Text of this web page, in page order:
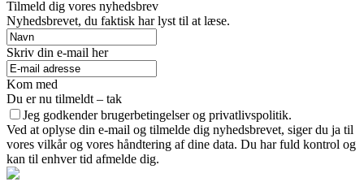
Tilmeld dig vores nyhedsbrev
Nyhedsbrevet, du faktisk har lyst til at læse.
Skriv din e-mail her
Kom med
Du er nu tilmeldt – tak
Jeg godkender brugerbetingelser og privatlivspolitik.
Ved at oplyse din e-mail og tilmelde dig nyhedsbrevet, siger du ja til
vores vilkår og vores håndtering af dine data. Du har fuld kontrol og
kan til enhver tid afmelde dig.